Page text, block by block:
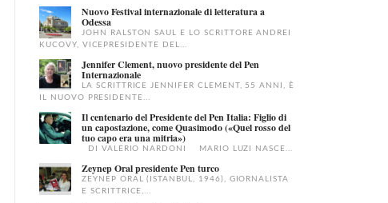
Nuovo Festival internazionale di letteratura a
Odessa
JOHN RALSTON SAUL E LO SCRITTORE ANDREI
KUCOVY, VICEPRESIDENTE DEL...
Jennifer Clement, nuovo presidente del Pen
Internazionale
LA SCRITTRICE JENNIFER CLEMENT, 55 ANNI, È
IL NUOVO PRESIDENTE...
Il centenario del Presidente del Pen Italia: Figlio di
un capostazione, come Quasimodo («Quel rosso del
tuo capo era una mitria»)
DI VALERIO NARDONI MARIO LUZI NASCE...
Zeynep Oral presidente Pen turco
ZEYNEP ORAL (ISTANBUL, 1946), GIORNALISTA
E SCRITTRICE,...